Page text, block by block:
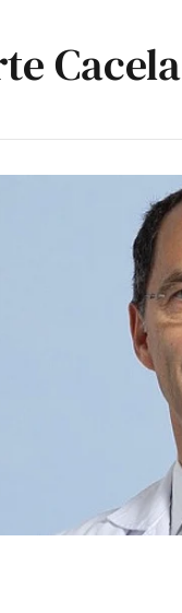
Cacela